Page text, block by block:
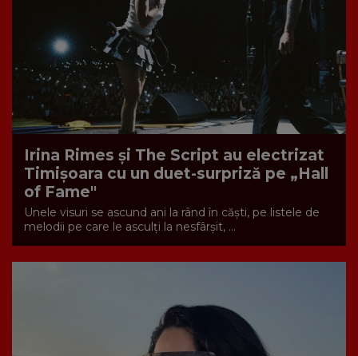
Irina Rimes și The Script au electrizat
Timișoara cu un duet-surpriză pe „Hall
of Fame"
Unele visuri se ascund ani la rând în căști, pe listele de
melodii pe care le asculți la nesfârșit, ...